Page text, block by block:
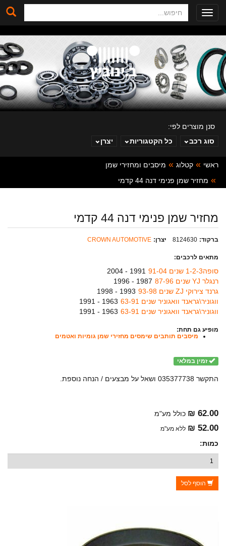
Toggle
navigation
סנן מוצרים לפי:
סוג רכב
כל הקטגוריות יצרן
ראשי קטלוג
מיסבים ומחזירי שמן
מחזיר שמן פנימי דנה 44 קדמי
מחזיר שמן פנימי דנה 44 קדמי
ברקוד: 8124630 יצרן: CROWN AUTOMOTIVE
מתאים לרכבים:
סופה1-2-3 שנים 91-04
1991 - 2004
רנגלר YJ שנים 87-96
1987 - 1996
גרנד צירוקי ZJ שנים 93-98
1993 - 1998
ווגוניר\גראנד וואגוניר שנים 63-91
1963 - 1991
ווגוניר\גראנד וואגוניר שנים 63-91
1963 - 1991
מופיע גם תחת:
מיסבים תותבים שימסים מחזירי שמן גומיות ואטמים
זמין במלאי
התקשר 035377738 ושאל על מבצעים / הנחה נוספת.
62.00 ₪ כולל מע"מ
52.00 ₪ ללא מע"מ
כמות:
הוסף לסל